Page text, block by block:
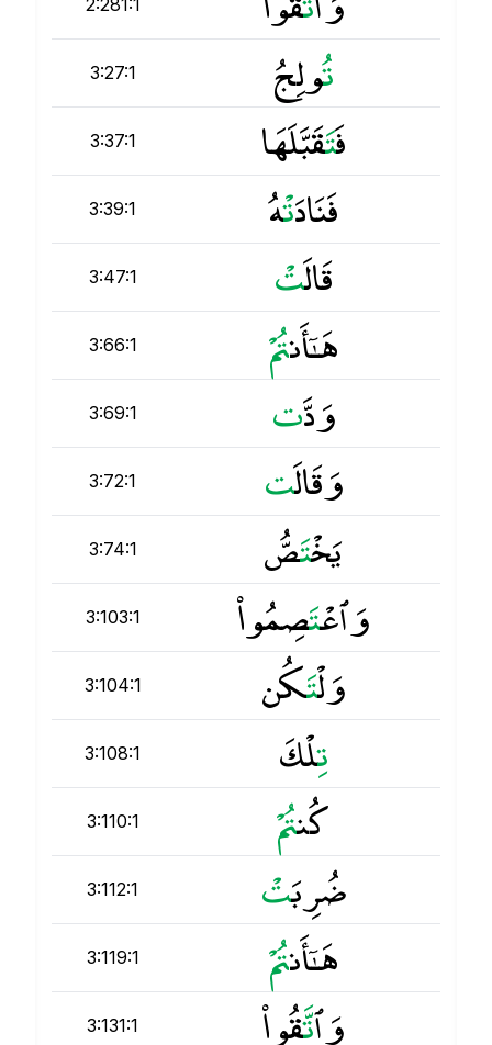
2:281:1
3:27:1 تُولِجُ
3:37:1 فَتَقَبَّلَهَا
3:39:1 فَنَادَتْهُ
3:47:1 قَالَت
3:66:1 هَـٰٓأَنت
3:69:1 وَدَّت
3:72:1 وَقَالَت
3:74:1 يَخْتَصُّ
3:103:1 وَٱعْتَصِمُوا۟
3:104:1 وَلْتَكُن
3:108:1 تِلْكَ
3:110:1 كُنت
3:112:1 ضُرِبَت
3:119:1 هَـٰٓأَنت
3:131:1 وَٱتَّقُوا۟